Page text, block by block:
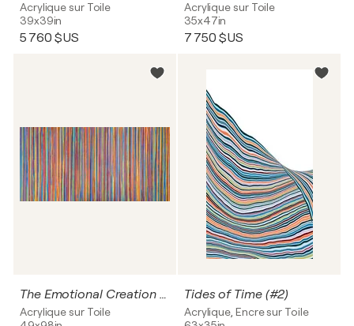
Acrylique sur Toile
39x39in
5 760 $US
Acrylique sur Toile
35x47in
7 750 $US
The Emotional Creation #373
Acrylique sur Toile
Tides of Time (#2)
Acrylique, Encre sur Toile